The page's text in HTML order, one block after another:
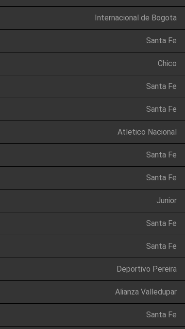
Internacional de Bogota
Santa Fe
Chico
Santa Fe
Santa Fe
Atletico Nacional
Santa Fe
Santa Fe
Junior
Santa Fe
Santa Fe
Deportivo Pereira
Alianza Valledupar
Santa Fe